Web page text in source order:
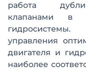
работа
клапанами в
гидросистемы.
управления
двигателя и
наиболее